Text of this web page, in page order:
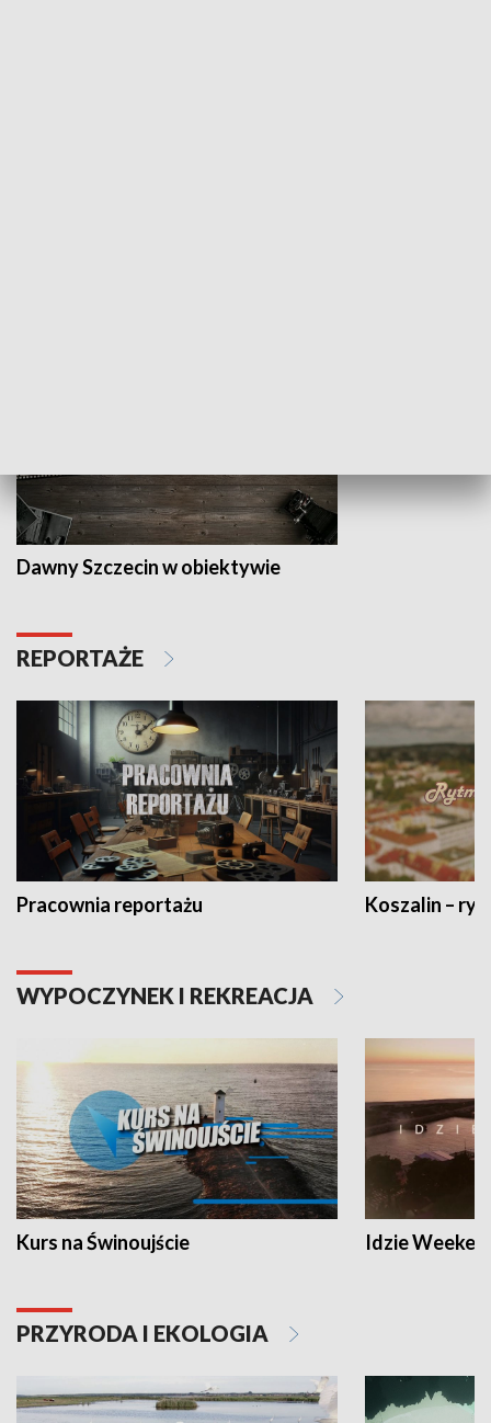
Dawny Szczecin w obiektywie
REPORTAŻE
Pracownia reportażu Koszalin –
WYPOCZYNEK I REKREACJA
Kurs na Świnoujście Idzie
PRZYRODA I EKOLOGIA